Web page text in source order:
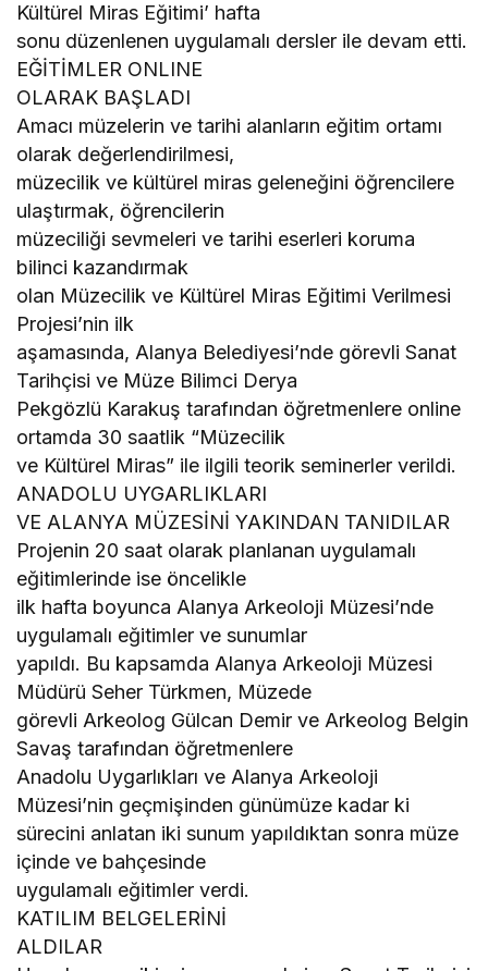
Kültürel Miras Eğitimi’ hafta
sonu düzenlenen uygulamalı dersler ile devam etti.
EĞİTİMLER ONLINE
OLARAK BAŞLADI
Amacı müzelerin ve tarihi alanların eğitim ortamı
olarak değerlendirilmesi,
müzecilik ve kültürel miras geleneğini öğrencilere
ulaştırmak, öğrencilerin
müzeciliği sevmeleri ve tarihi eserleri koruma
bilinci kazandırmak
olan Müzecilik ve Kültürel Miras Eğitimi Verilmesi
Projesi’nin ilk
aşamasında, Alanya Belediyesi’nde görevli Sanat
Tarihçisi ve Müze Bilimci Derya
Pekgözlü Karakuş tarafından öğretmenlere online
ortamda 30 saatlik “Müzecilik
ve Kültürel Miras” ile ilgili teorik seminerler verildi.
ANADOLU UYGARLIKLARI
VE ALANYA MÜZESİNİ YAKINDAN TANIDILAR
Projenin 20 saat olarak planlanan uygulamalı
eğitimlerinde ise öncelikle
ilk hafta boyunca Alanya Arkeoloji Müzesi’nde
uygulamalı eğitimler ve sunumlar
yapıldı. Bu kapsamda Alanya Arkeoloji Müzesi
Müdürü Seher Türkmen, Müzede
görevli Arkeolog Gülcan Demir ve Arkeolog Belgin
Savaş tarafından öğretmenlere
Anadolu Uygarlıkları ve Alanya Arkeoloji
Müzesi’nin geçmişinden günümüze kadar ki
sürecini anlatan iki sunum yapıldıktan sonra müze
içinde ve bahçesinde
uygulamalı eğitimler verdi.
KATILIM BELGELERİNİ
ALDILAR